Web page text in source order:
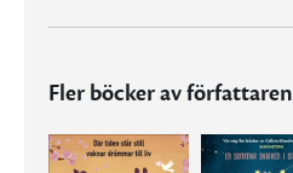
Fler böcker av författaren